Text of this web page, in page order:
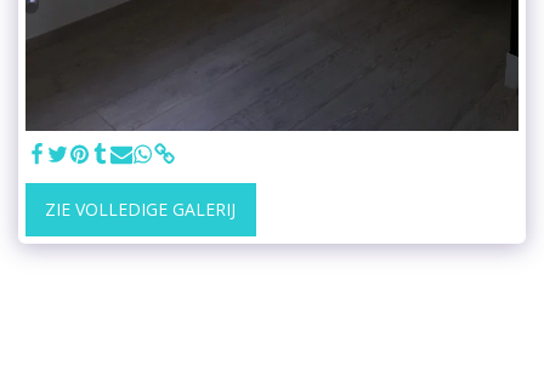
ZIE VOLLEDIGE GALERIJ